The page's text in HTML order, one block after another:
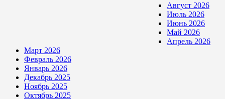
Август 2026
Июль 2026
Июнь 2026
Май 2026
Апрель 2026
Март 2026
Февраль 2026
Январь 2026
Декабрь 2025
Ноябрь 2025
Октябрь 2025